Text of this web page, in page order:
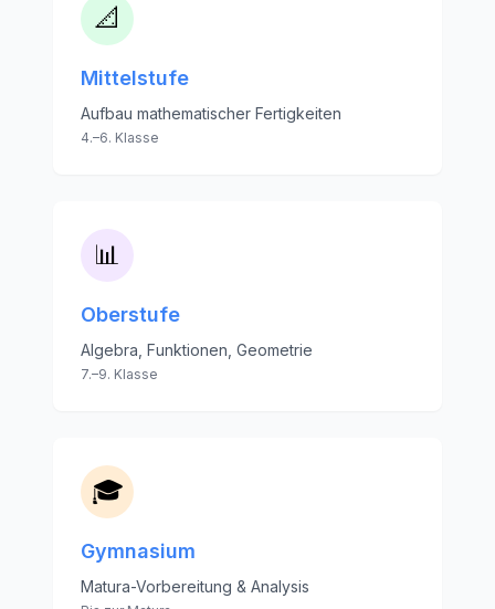
📐
Mittelstufe
Aufbau mathematischer Fertigkeiten
4.–6. Klasse
📊
Oberstufe
Algebra, Funktionen, Geometrie
7.–9. Klasse
🎓
Gymnasium
Matura-Vorbereitung & Analysis